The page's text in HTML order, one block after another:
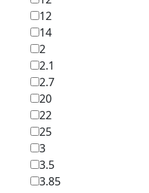
12
14
2
2.1
2.7
20
22
25
3
3.5
3.85